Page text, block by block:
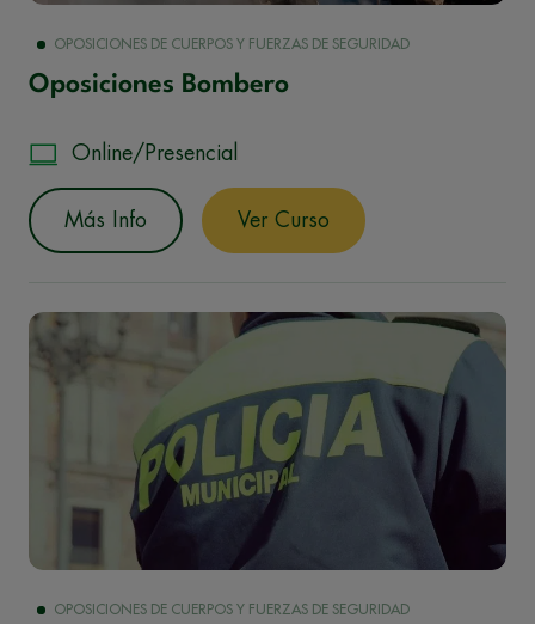
OPOSICIONES DE CUERPOS Y FUERZAS DE SEGURIDAD
Oposiciones Bombero
Online/Presencial
Más Info Ver Curso
OPOSICIONES DE CUERPOS Y FUERZAS DE SEGURIDAD